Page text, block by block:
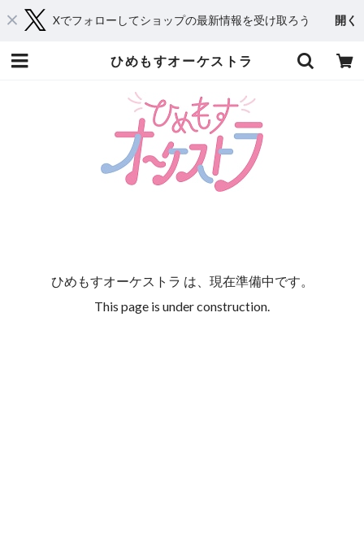
Xでフォローしてショップの最新情報を受け取ろう 開く
ひめもすオーケストラ
ひめもすオーケストラ は、現在準備中です。
This page is under construction.